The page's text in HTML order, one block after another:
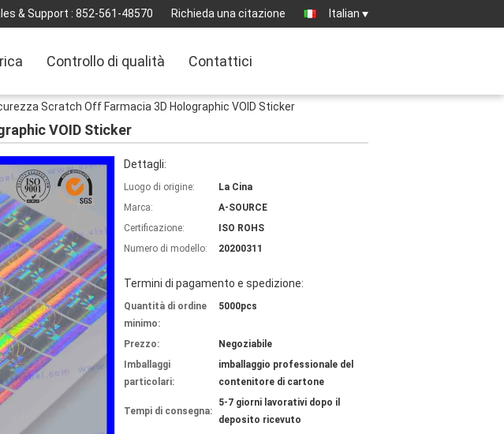
& Support : 852-561-48570 Richieda una citazione Italian
Controllo di qualità Contattici
Scratch Off Farmacia 3D Holographic VOID Sticker
VOID Sticker
Dettagli:
Luogo di origine:
La Cina
Marca:
A-SOURCE
Certificazione:
ISO ROHS
Numero di modello:
20200311
Termini di pagamento e spedizione:
Quantità di ordine
minimo:
5000pcs
Prezzo:
Negoziabile
Imballaggi
particolari:
imballaggio professionale del
contenitore di cartone
Tempi di consegna:
5-7 giorni lavorativi dopo il
deposito ricevuto